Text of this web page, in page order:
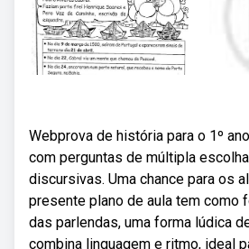
Webprova de história para o 1º
com perguntas de múltipla
discursivas. Uma chance para os
presente plano de aula tem como
das parlendas, uma forma lúdica
combina linguagem e ritmo, ideal